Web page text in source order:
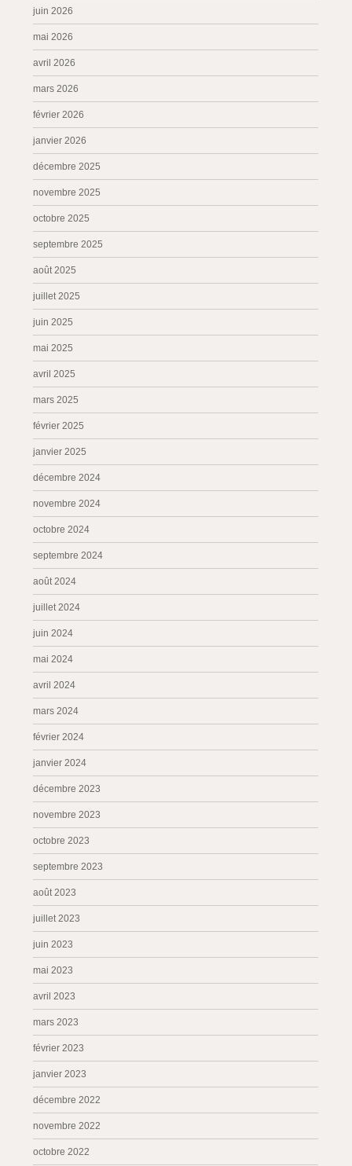
juin 2026
mai 2026
avril 2026
mars 2026
février 2026
janvier 2026
décembre 2025
novembre 2025
octobre 2025
septembre 2025
août 2025
juillet 2025
juin 2025
mai 2025
avril 2025
mars 2025
février 2025
janvier 2025
décembre 2024
novembre 2024
octobre 2024
septembre 2024
août 2024
juillet 2024
juin 2024
mai 2024
avril 2024
mars 2024
février 2024
janvier 2024
décembre 2023
novembre 2023
octobre 2023
septembre 2023
août 2023
juillet 2023
juin 2023
mai 2023
avril 2023
mars 2023
février 2023
janvier 2023
décembre 2022
novembre 2022
octobre 2022